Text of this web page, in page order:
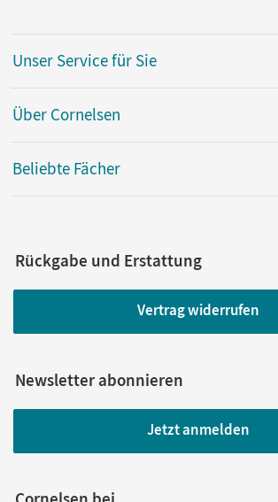
Unser Service für Sie
Über Cornelsen
Beliebte Fächer
Rückgabe und Erstattung
Vertrag widerrufen
Newsletter abonnieren
Jetzt anmelden